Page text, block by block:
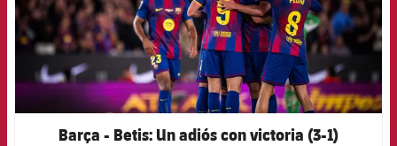
Barça - Betis: Un adiós con victoria (3-1)